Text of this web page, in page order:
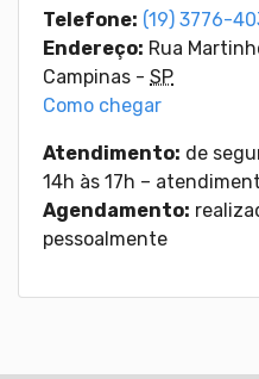
Telefone: (19) 3776-
Endereço: Rua
Campinas - SP
Como chegar
Atendimento: de
14h às 17h –
Agendamento:
pessoalmente